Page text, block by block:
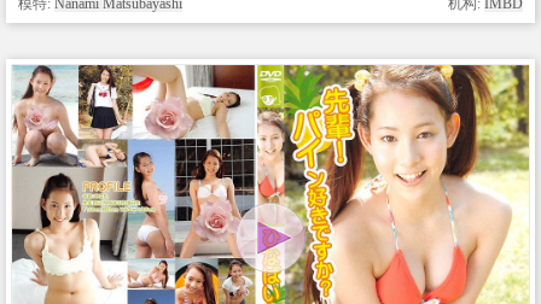
模特: Nanami Matsubayashi 机构: IMBD